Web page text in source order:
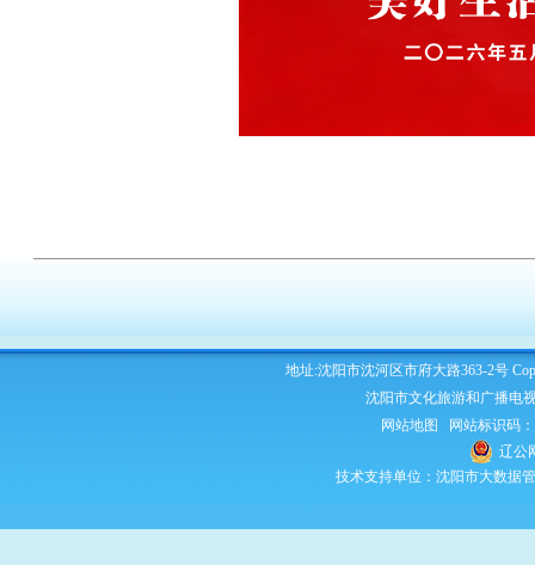
地址:沈阳市沈河区市府大路363-2号
沈阳市文化旅游和广播电
网站地图
网站标识码
辽公
技术支持单位：沈阳市大数据